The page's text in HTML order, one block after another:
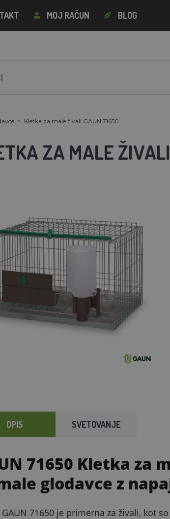
MOJ RAČUN BLOG
Kletka za male živali GAUN 71650
ZA MALE
OPIS SVETOVANJE
71650 Kletka za
glodavce z
GAUN 71650 je primerna za živali, kot